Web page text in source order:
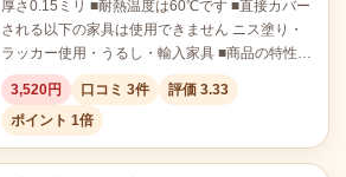
厚さ0.15ミリ ■耐熱温度は60℃です ■直接カバー
される以下の家具は使用できません ニス塗り・
ラッカー使用・うるし・輸入家具 ■商品の特性…
3,520円 口コミ 3件
評価 3.33
ポイント 1倍